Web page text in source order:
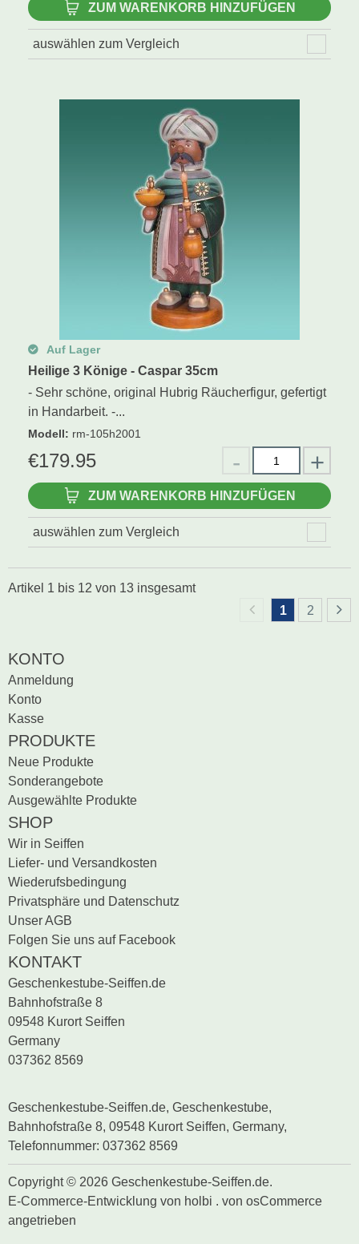
ZUM WARENKORB HINZUFÜGEN
auswählen zum Vergleich
Auf Lager
Heilige 3 Könige - Caspar 35cm
- Sehr schöne, original Hubrig Räucherfigur, gefertigt
in Handarbeit. -...
Modell: rm-105h2001
€179.95
ZUM WARENKORB HINZUFÜGEN
auswählen zum Vergleich
Artikel 1 bis 12 von 13 insgesamt
1
2
KONTO
Anmeldung
Konto
Kasse
PRODUKTE
Neue Produkte
Sonderangebote
Ausgewählte Produkte
SHOP
Wir in Seiffen
Liefer- und Versandkosten
Wiederufsbedingung
Privatsphäre und Datenschutz
Unser AGB
Folgen Sie uns auf Facebook
KONTAKT
Geschenkestube-Seiffen.de
Bahnhofstraße 8
09548 Kurort Seiffen
Germany
037362 8569
Copyright © 2026 Geschenkestube-Seiffen.de.
E-Commerce-Entwicklung von holbi . von osCommerce
angetrieben
Geschenkestube-Seiffen.de, Geschenkestube,
Bahnhofstraße 8, 09548 Kurort Seiffen, Germany,
Telefonnummer: 037362 8569